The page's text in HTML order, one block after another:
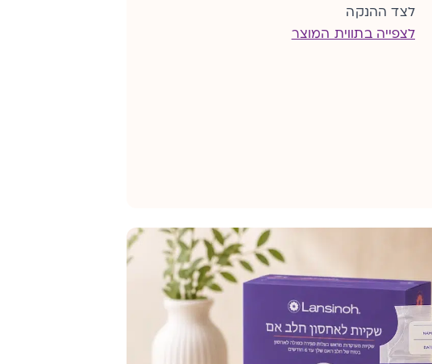
לצד ההנקה
לצפייה בתווית המוצר